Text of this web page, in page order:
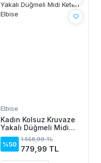
Elbise
Kadın Kolsuz Kruvaze
Yakalı Düğmeli Midi
Keten Elbise
%50
1.558,99 TL
779,99 TL